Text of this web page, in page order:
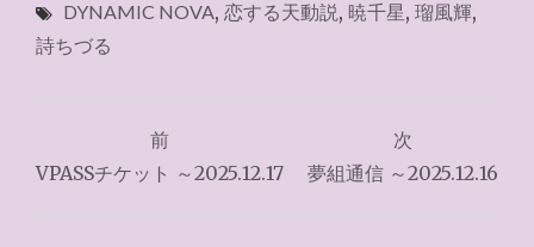
DYNAMIC NOVA, 恋する天動説, 暁千星, 瑠風輝,
詩ちづる
稿
前
VPASSチケット ～2025.12.17
次
夢組通信 ～2025.12.16